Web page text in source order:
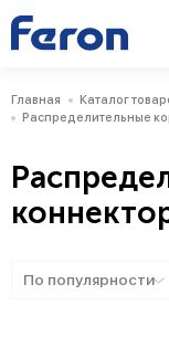
Главная Каталог
Распределительные
По популярности